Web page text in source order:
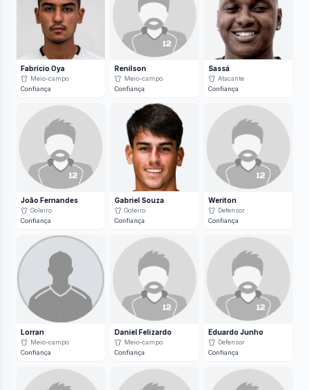
Fabrício Oya
Meio-campo
Confiança
Renilson
Meio-campo
Confiança
Sassá
Atacante
Confiança
João Fernandes
Goleiro
Confiança
Gabriel Souza
Goleiro
Confiança
Weriton
Defensor
Confiança
Lorran
Meio-campo
Confiança
Daniel Felizardo
Meio-campo
Confiança
Eduardo Junho
Defensor
Confiança